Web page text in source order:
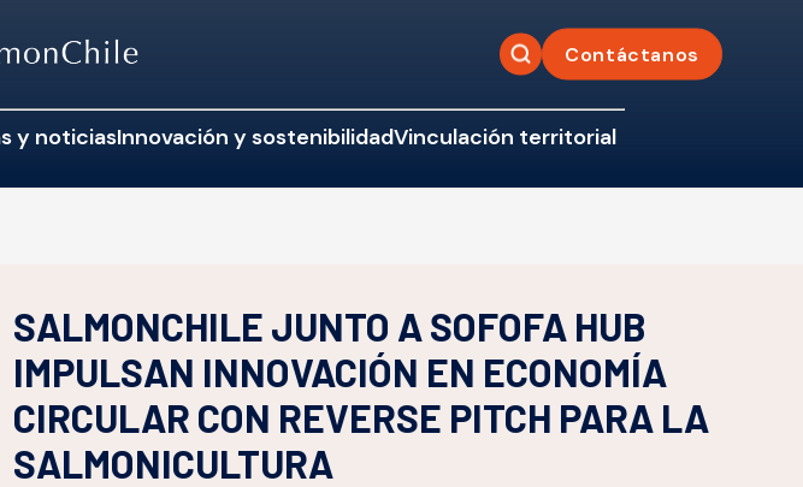
Contáctanos
y noticiasInnovación y sostenibilidadVinculación territorial
SALMONCHILE JUNTO A SOFOFA HUB
IMPULSAN INNOVACIÓN EN ECONOMÍA
CIRCULAR CON REVERSE PITCH PARA LA
SALMONICULTURA